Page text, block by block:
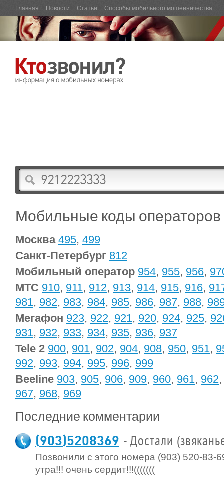
Главная Новости Статьи Способы мобильного мошенничества
Мобильные коды операторов
Москва 495, 499
Санкт-Петербург 812
Мобильный оператор 954, 955, 956,
МТС 910, 911, 912, 913, 914, 915, 916,
981, 982, 983, 984, 985, 986, 987, 988,
Мегафон 923, 922, 921, 920, 924, 925,
931, 932, 933, 934, 935, 936, 937
Tele 2 900, 901, 902, 904, 908, 950, 951,
992, 993, 994, 995, 996, 999
Beeline 903, 905, 906, 909, 960, 961, 962
967, 968, 969
Последние комментарии
(903)5208369 - Достали
Позвонили с этого номера (903) 520-83-
утра!!! очень сердит!!!(((((((